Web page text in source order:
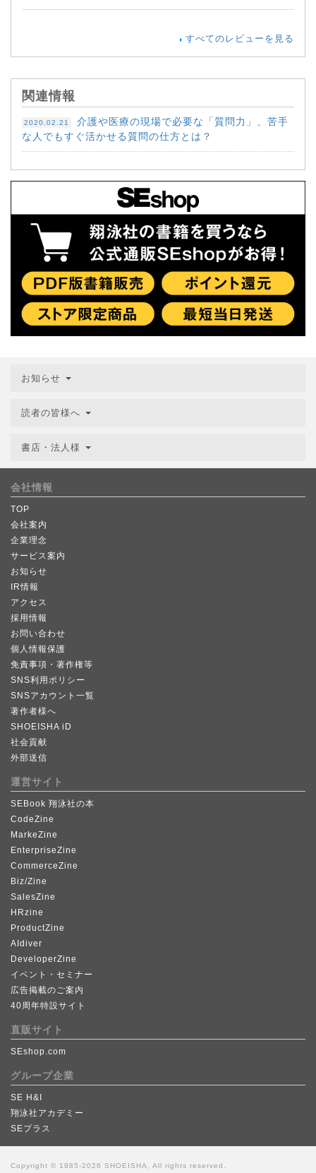
すべてのレビューを見る
関連情報
2020.02.21
介護や医療の現場で必要な「質問力」、苦手
な人でもすぐ活かせる質問の仕方とは？
お知らせ
読者の皆様へ
書店・法人様
会社情報
TOP
会社案内
企業理念
サービス案内
お知らせ
IR情報
アクセス
採用情報
お問い合わせ
個人情報保護
免責事項・著作権等
SNS利用ポリシー
SNSアカウント一覧
著作者様へ
SHOEISHA iD
社会貢献
外部送信
運営サイト
SEBook 翔泳社の本
CodeZine
MarkeZine
EnterpriseZine
CommerceZine
Biz/Zine
SalesZine
HRzine
ProductZine
AIdiver
DeveloperZine
イベント・セミナー
広告掲載のご案内
40周年特設サイト
直販サイト
SEshop.com
グループ企業
SE H&I
翔泳社アカデミー
SEプラス
Copyright © 1985-2026 SHOEISHA, All rights reserved.